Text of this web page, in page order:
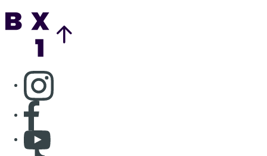
Consulter page Instagram
Consulter page Facebook
Consulter Youtube